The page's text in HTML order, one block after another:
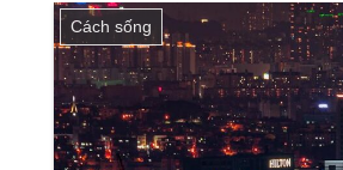
Cách sống